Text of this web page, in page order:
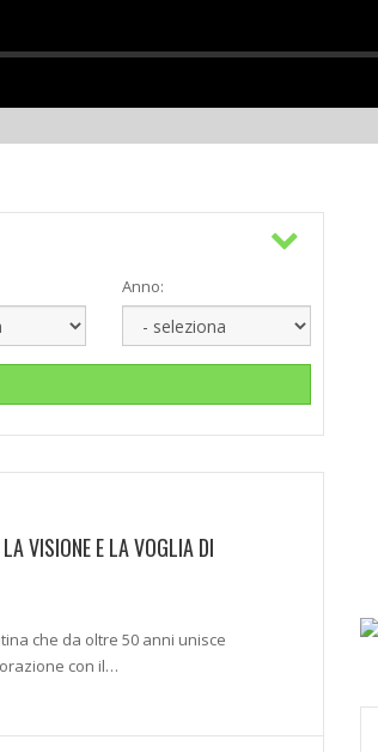
Anno:
VISIONE E LA VOGLIA DI
che da oltre 50 anni unisce
con il…